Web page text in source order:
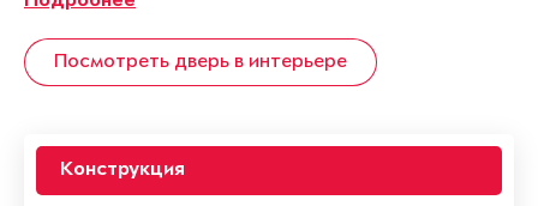
Посмотреть дверь в интерьере
Конструкция